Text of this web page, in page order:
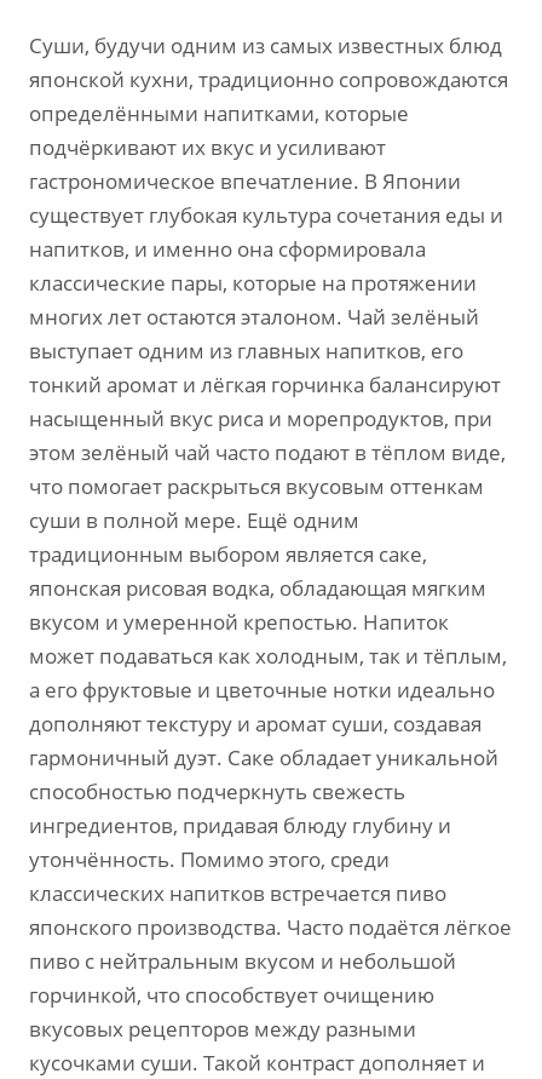
Суши, будучи одним из самых известных блюд
японской кухни, традиционно сопровождаются
определёнными напитками, которые
подчёркивают их вкус и усиливают
гастрономическое впечатление. В Японии
существует глубокая культура сочетания еды и
напитков, и именно она сформировала
классические пары, которые на протяжении
многих лет остаются эталоном. Чай зелёный
выступает одним из главных напитков, его
тонкий аромат и лёгкая горчинка балансируют
насыщенный вкус риса и морепродуктов, при
этом зелёный чай часто подают в тёплом виде,
что помогает раскрыться вкусовым оттенкам
суши в полной мере. Ещё одним
традиционным выбором является саке,
японская рисовая водка, обладающая мягким
вкусом и умеренной крепостью. Напиток
может подаваться как холодным, так и тёплым,
а его фруктовые и цветочные нотки идеально
дополняют текстуру и аромат суши, создавая
гармоничный дуэт. Саке обладает уникальной
способностью подчеркнуть свежесть
ингредиентов, придавая блюду глубину и
утончённость. Помимо этого, среди
классических напитков встречается пиво
японского производства. Часто подаётся лёгкое
пиво с нейтральным вкусом и небольшой
горчинкой, что способствует очищению
вкусовых рецепторов между разными
кусочками суши. Такой контраст дополняет и